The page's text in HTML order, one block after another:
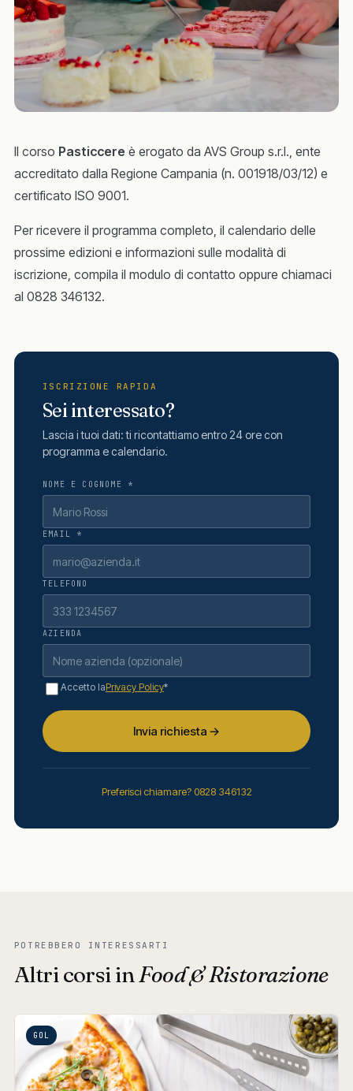
Il corso Pasticcere è erogato da AVS Group s.r.l., ente
accreditato dalla Regione Campania (n. 001918/03/12) e
certificato ISO 9001.
Per ricevere il programma completo, il calendario delle
prossime edizioni e informazioni sulle modalità di
iscrizione, compila il modulo di contatto oppure chiamaci
al 0828 346132.
ISCRIZIONE RAPIDA
Sei interessato?
Lascia i tuoi dati: ti ricontattiamo entro 24 ore con
programma e calendario.
NOME E COGNOME *
EMAIL *
TELEFONO
AZIENDA
Accetto laPrivacy Policy*
Invia richiesta →
Preferisci chiamare? 0828 346132
POTREBBERO INTERESSARTI
Altri corsi inFood & Ristorazione
GOL